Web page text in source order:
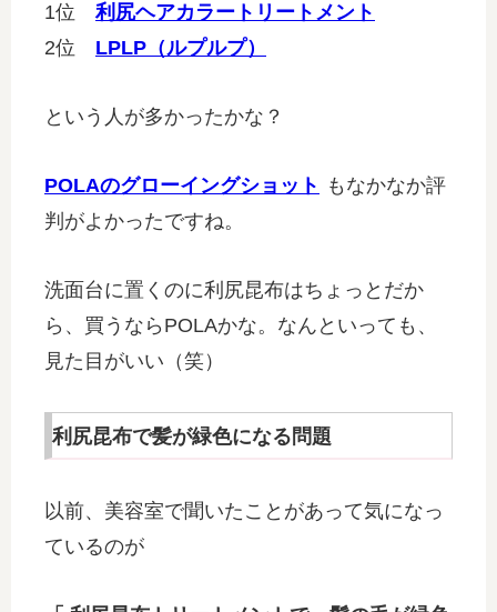
1位利尻ヘアカラートリートメント
2位 LPLP（ルプルプ）
という人が多かったかな？
POLAのグローイングショット もなかなか評
判がよかったですね。
洗面台に置くのに利尻昆布はちょっとだか
ら、買うならPOLAかな。なんといっても、
見た目がいい（笑）
利尻昆布で髪が緑色になる問題
以前、美容室で聞いたことがあって気になっ
ているのが